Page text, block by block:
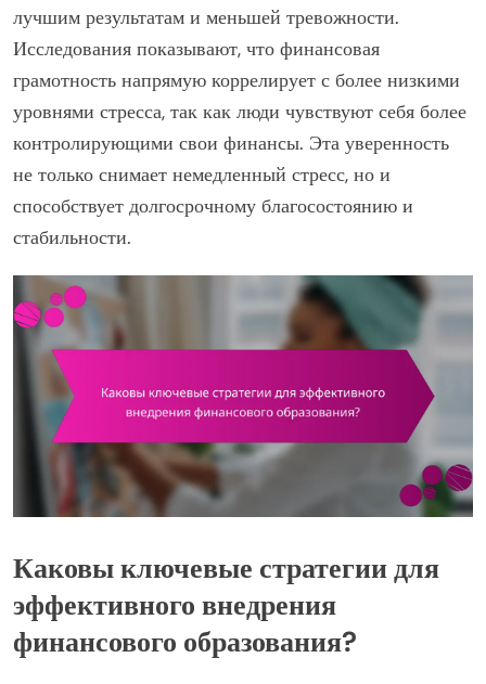
лучшим результатам и меньшей тревожности.
Исследования показывают, что финансовая
грамотность напрямую коррелирует с более низкими
уровнями стресса, так как люди чувствуют себя более
контролирующими свои финансы. Эта уверенность
не только снимает немедленный стресс, но и
способствует долгосрочному благосостоянию и
стабильности.
Каковы ключевые стратегии для
эффективного внедрения
финансового образования?